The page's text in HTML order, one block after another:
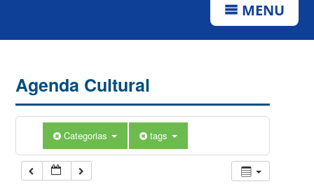
MENU
Agenda Cultural
Categorias tags
5:00
7:00